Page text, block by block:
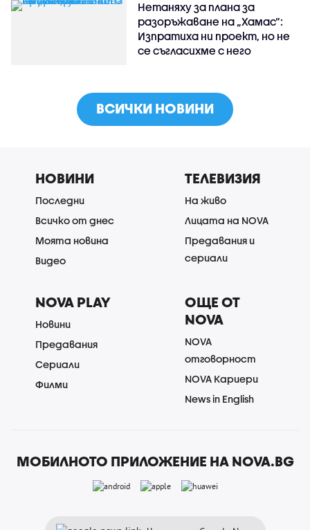
Нетаняху за плана за
разоръжаване на „Хамас“:
Изпратиха ни проект, но не
се съгласихме с него
ВСИЧКИ НОВИНИ
НОВИНИ
Последни
Всичко от днес
Моята новина
Видео
ТЕЛЕВИЗИЯ
На живо
Лицата на NOVA
Предавания и
сериали
NOVA PLAY
Новини
Предавания
Сериали
Филми
ОЩЕ ОТ
NOVA
NOVA
отговорност
NOVA Кариери
News in English
МОБИЛНОТО ПРИЛОЖЕНИЕ НА NOVA.BG